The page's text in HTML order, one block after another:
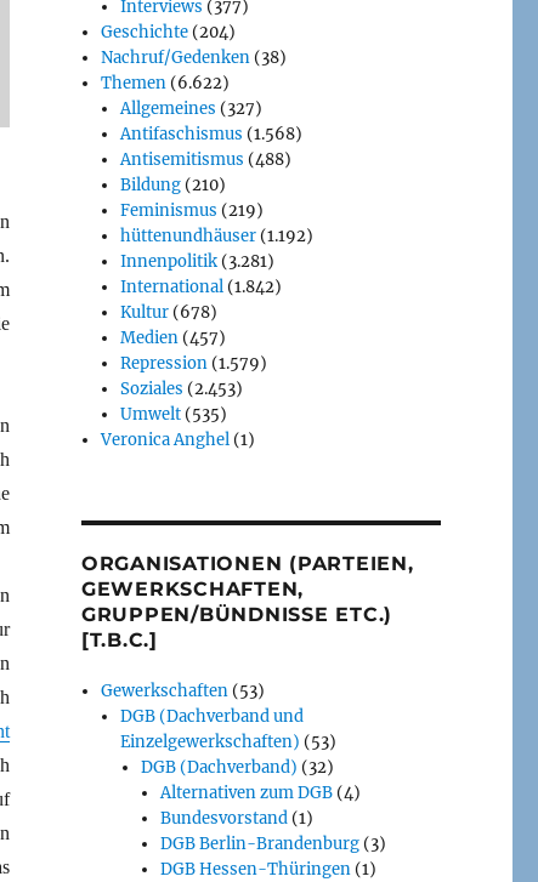
Interviews (377)
Geschichte (204)
Nachruf/Gedenken (38)
Themen (6.622)
Allgemeines (327)
Antifaschismus (1.568)
Antisemitismus (488)
Bildung (210)
Feminismus (219)
hüttenundhäuser (1.192)
Innenpolitik (3.281)
International (1.842)
Kultur (678)
Medien (457)
Repression (1.579)
Soziales (2.453)
Umwelt (535)
Veronica Anghel (1)
ORGANISATIONEN (PARTEIEN,
GEWERKSCHAFTEN,
GRUPPEN/BÜNDNISSE ETC.)
[T.B.C.]
Gewerkschaften (53)
DGB (Dachverband und
Einzelgewerkschaften) (53)
DGB (Dachverband) (32)
Alternativen zum DGB(4)
Bundesvorstand(1)
DGB Berlin-Brandenburg(3)
DGB Hessen-Thüringen(1)